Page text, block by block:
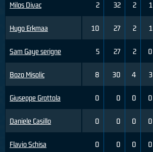
Milos Divac
Hugo Erkmaa
Sam Gaye serigne
Bozo Misolic
Giuseppe Grottola
Daniele Casillo
Flavio Schisa
2 32 2 1
10 27 2 1
5 27 2 0
8 30 4 3
0 0 0 0
0 0 0 0
0 0 0 0